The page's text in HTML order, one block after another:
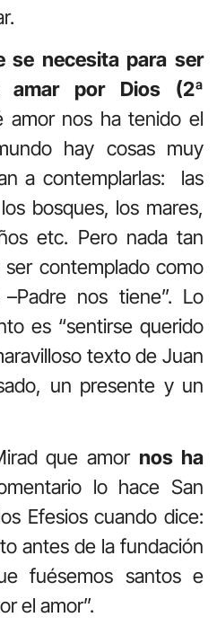
se necesita para ser
amar por Dios (2ª
amor nos ha tenido el
hay cosas muy
a contemplarlas: las
bosques, los mares,
etc. Pero nada tan
contemplado como
nos tiene”. Lo
es “sentirse querido
texto de Juan
un presente y un
que amor nos ha
lo hace San
Efesios cuando dice:
antes de la fundación
fuésemos santos e
el amor”.